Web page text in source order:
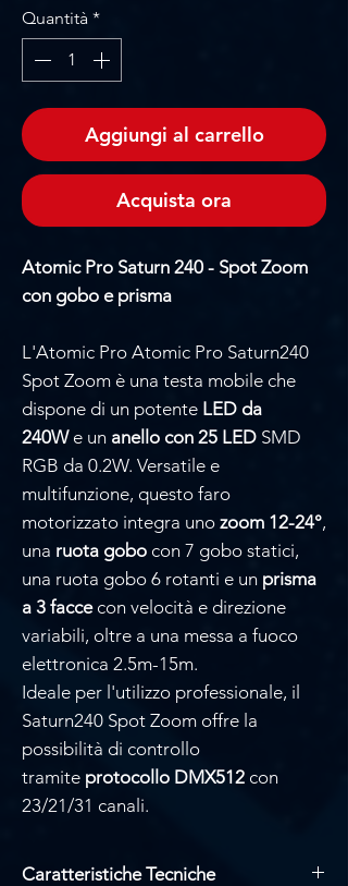
Quantità *
Aggiungi al carrello
Acquista ora
Atomic Pro Saturn 240 - Spot Zoom
con gobo e prisma
L'Atomic Pro Atomic Pro Saturn240
Spot Zoom è una testa mobile che
dispone di un potente LED da
240We un anello con 25 LED SMD
RGB da 0.2W. Versatile e
multifunzione, questo faro
motorizzato integra uno zoom 12-24°,
una ruota gobo con 7 gobo statici,
una ruota gobo 6 rotanti e un prisma
a 3 faccecon velocità e direzione
variabili, oltre a una messa a fuoco
elettronica 2.5m-15m.
Ideale per l'utilizzo professionale, il
Saturn240 Spot Zoom offre la
possibilità di controllo
tramite protocollo DMX512 con
23/21/31 canali.
Caratteristiche Tecniche